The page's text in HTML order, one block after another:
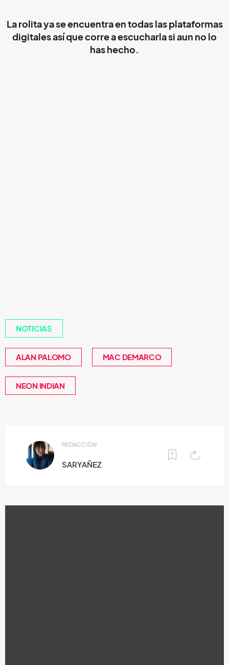
La rolita ya se encuentra en todas las plataformas
digitales así que corre a escucharla si aun no lo
has hecho.
NOTICIAS
ALAN PALOMO MAC DEMARCO
NEON INDIAN
REDACCIÓN:
SARYAÑEZ